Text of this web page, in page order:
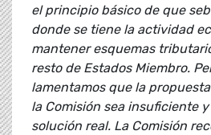
el principio básico de que
donde se tiene la actividad
mantener esquemas
resto de Estados Miembro.
lamentamos que la
la Comisión sea insuficiente
solución real. La Comisión